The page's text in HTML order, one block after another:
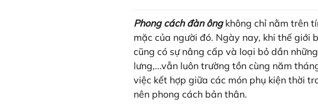
Phong cách đàn ôngkhông chỉ nằm trên
mặc của người đó. Ngày nay, khi thế giới
cũng có sự nâng cấp và loại bỏ dần
lưng,...vẫn luôn trường tồn cùng năm
việc kết hợp giữa các món phụ kiện thời
nên phong cách bản thân.